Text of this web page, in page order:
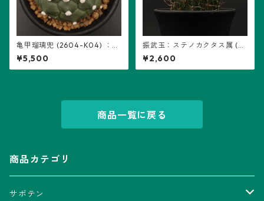
亀甲瑠璃兜 (2604-K04) ：ア
ストロフィツム属 ※実生
¥5,500
振武玉：ステノカクタス属 (B
08) ※実生
¥2,600
商品一覧に戻る
商品カテゴリ
サボテン